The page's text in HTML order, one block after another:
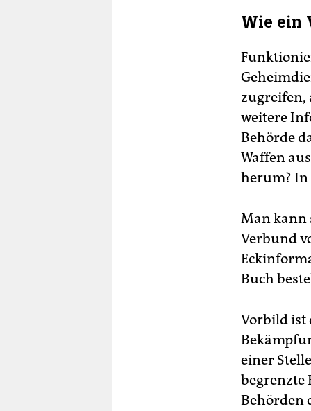
Wie ein
zugreifen,
weitere
Behörde
Waffen
herum? In
Man kann
Verbund
Buch
Vorbild ist
einer
begrenzte
Behörden